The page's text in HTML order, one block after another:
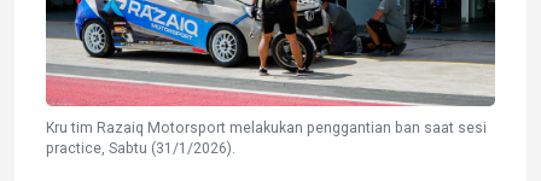
Kru tim Razaiq Motorsport melakukan penggantian ban saat sesi
practice, Sabtu (31/1/2026).